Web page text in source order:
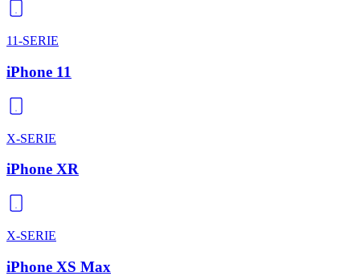
11-SERIE
iPhone 11
X-SERIE
iPhone XR
X-SERIE
iPhone XS Max